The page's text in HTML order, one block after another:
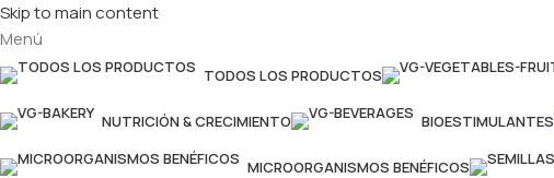
Skip to main content
Menú
TODOS LOS PRODUCTOS
NUTRICIÓN & CRECIMIENTO BIOESTIMULANTES
MICROORGANISMOS BENÉFICOS